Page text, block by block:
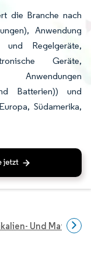
die Branche nach
Anwendung
und Regelgeräte,
Geräte,
Batterien)) und
Südamerika,
Und